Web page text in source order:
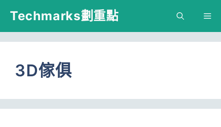
跳
主
容
Techmarks劃重點
3D傢俱